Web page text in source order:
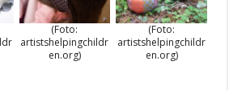
(Foto:
artistshelpingchildr
en.org)
(Foto:
artistshelpingchildr
en.org)